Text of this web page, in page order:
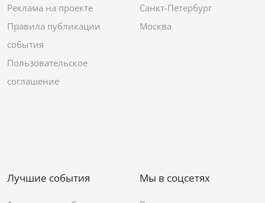
Реклама на проекте
Правила публикации
события
Пользовательское
соглашение
Санкт-Петербург
Москва
Лучшие события Мы в соцсетях